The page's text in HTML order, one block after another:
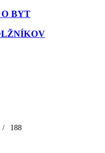
BYT
/ 188